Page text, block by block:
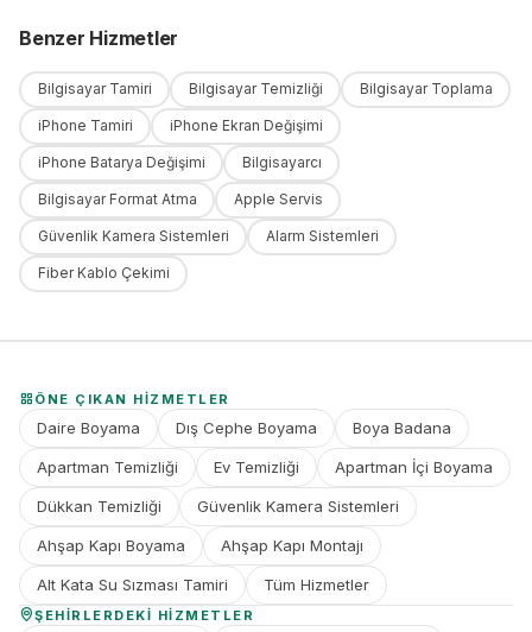
Benzer Hizmetler
Bilgisayar Tamiri Bilgisayar Temizliği Bilgisayar Toplama
iPhone Tamiri iPhone Ekran Değişimi
iPhone Batarya Değişimi Bilgisayarcı
Bilgisayar Format Atma Apple Servis
Güvenlik Kamera Sistemleri Alarm Sistemleri
Fiber Kablo Çekimi
ÖNE ÇIKAN HIZMETLER
Daire Boyama Dış Cephe Boyama Boya Badana
Apartman Temizliği Ev Temizliği Apartman İçi Boyama
Dükkan Temizliği Güvenlik Kamera Sistemleri
Ahşap Kapı Boyama Ahşap Kapı Montajı
Alt Kata Su Sızması Tamiri Tüm Hizmetler
ŞEHIRLERDEKI HIZMETLER